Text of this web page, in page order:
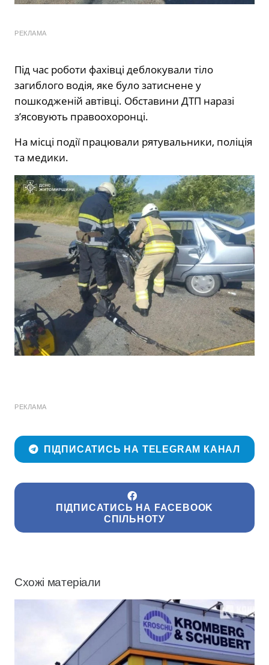
РЕКЛАМА
Під час роботи фахівці деблокували тіло
загиблого водія, яке було затиснене у
пошкодженій автівці. Обставини ДТП наразі
з’ясовують правоохоронці.
На місці події працювали рятувальники, поліція
та медики.
РЕКЛАМА
ПІДПИСАТИСЬ НА TELEGRAM КАНАЛ
ПІДПИСАТИСЬ НА FACEBOOK
СПІЛЬНОТУ
Схожі матеріали